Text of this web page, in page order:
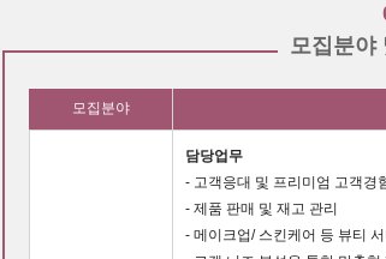
모집분야
모집분야
담당업무
- 고객응대 및 프리미엄 고객경
- 제품 판매 및 재고 관리
- 메이크업/ 스킨케어 등 뷰티